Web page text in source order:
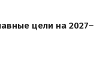
цели на 2027–